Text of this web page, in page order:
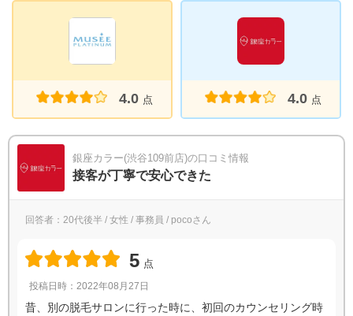
4.0 点 4.0 点
銀座カラー(渋谷109前店)の口コミ情報
接客が丁寧で安心できた
回答者：20代後半 / 女性 / 事務員 / pocoさん
5 点
投稿日時：2022年08月27日
昔、別の脱毛サロンに行った時に、初回のカウンセリング時